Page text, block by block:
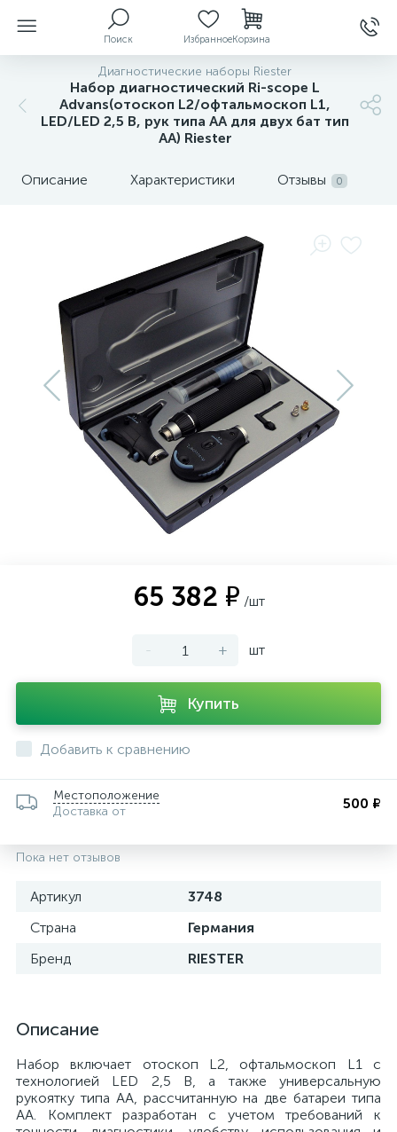
Поиск ИзбранноеКорзина
Диагностические наборы Riester
Набор диагностический Ri-scope L
Advans(отоскоп L2/офтальмоскоп L1,
LED/LED 2,5 В, рук типа АА для двух бат тип
АА) Riester
Описание Характеристики Отзывы 0
65 382 ₽ /шт
- + шт
Купить
Добавить к сравнению
Местоположение
Доставка от
500 ₽
Пока нет отзывов
Артикул
3748
Страна
Германия
Бренд
RIESTER
Описание
Набор включает отоскоп L2, офтальмоскоп L1 с
технологией LED 2,5 В, а также универсальную
рукоятку типа АА, рассчитанную на две батареи типа
АА. Комплект разработан с учетом требований к